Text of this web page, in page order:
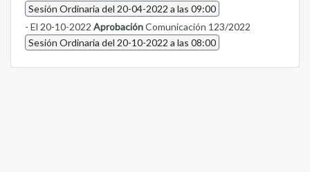
Sesión Ordinaria del 20-04-2022 a las 09:00
- El 20-10-2022 AprobaciónComunicación 123/2022
Sesión Ordinaria del 20-10-2022 a las 08:00